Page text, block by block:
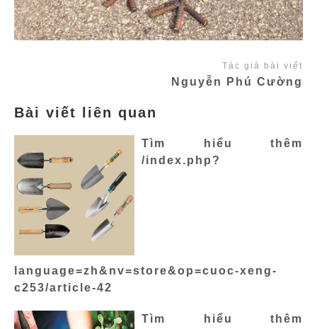
Tác giả bài viết
Nguyễn Phú Cường
Bài viết liên quan
Tìm hiểu thêm
/index.php?
language=zh&nv=store&op=cuoc-xeng-
c253/article-42
Tìm hiểu thêm